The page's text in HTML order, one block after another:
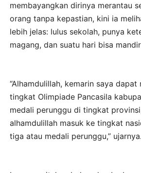
membayangkan dirinya merantau
orang tanpa kepastian, kini ia
lebih jelas: lulus sekolah, punya
magang, dan suatu hari bisa
“Alhamdulillah, kemarin saya dapat
tingkat Olimpiade Pancasila
medali perunggu di tingkat
alhamdulillah masuk ke tingkat
tiga atau medali perunggu,” ujarnya.